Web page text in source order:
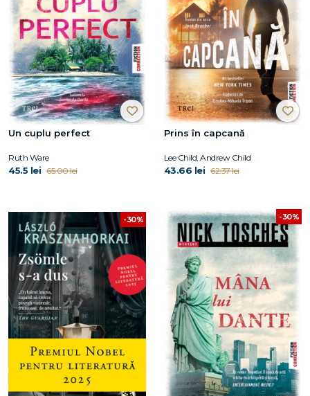
Un cuplu perfect
Ruth Ware
45.5 lei 65.00 lei
Prins în capcană
Lee Child, Andrew Child
43.66 lei 62.37 lei
-30% -30%